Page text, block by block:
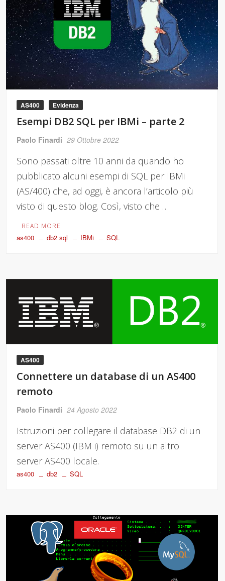
AS400 Evidenza
Esempi DB2 SQL per IBMi – parte 2
Paolo Finardi 29 Ottobre 2022
Sono passati oltre 10 anni da quando ho
pubblicato alcuni esempi di SQL per IBMi
(AS/400) che, ad oggi, è ancora l’articolo più
visto di questo blog. Così, visto che …
READ MORE
as400 db2 sql IBMi SQL
AS400
Connettere un database di un AS400
remoto
Paolo Finardi 24 Agosto 2022
Istruzioni per collegare il database DB2 di un
server AS400 (IBM i) remoto su un altro
server AS400 locale.
as400 db2 SQL